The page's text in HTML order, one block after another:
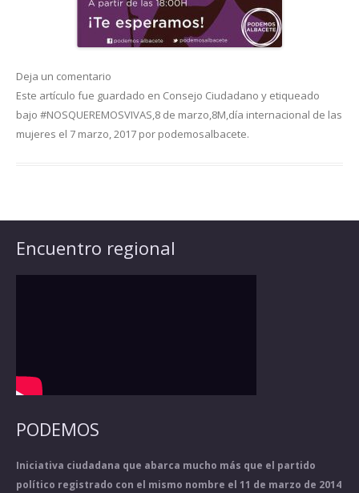
Deja un comentario
Este artículo fue guardado en Consejo Ciudadano y etiqueado
bajo #NOSQUEREMOSVIVAS,8 de marzo,8M,día internacional de las
mujeres el 7 marzo, 2017 por podemosalbacete.
Encuentro regional
PODEMOS
Iniciativa ciudadana que abarca mucho más que el partido
político registrado con el mismo nombre el 11 de marzo de 2014